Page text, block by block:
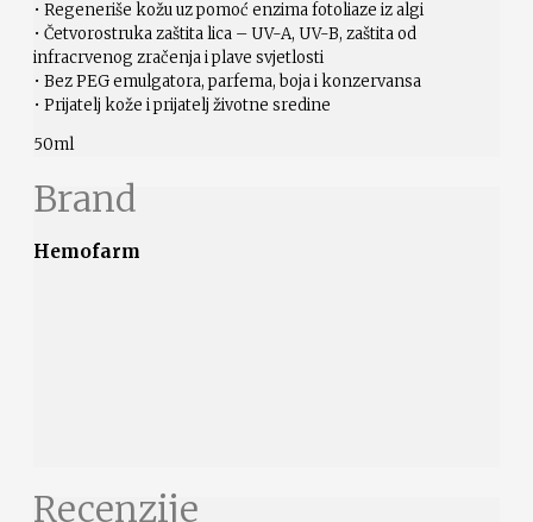
• Regeneriše kožu uz pomoć enzima fotoliaze iz algi
• Četvorostruka zaštita lica – UV-A, UV-B, zaštita od
infracrvenog zračenja i plave svjetlosti
• Bez PEG emulgatora, parfema, boja i konzervansa
• Prijatelj kože i prijatelj životne sredine
50ml
Brand
Hemofarm
Recenzije